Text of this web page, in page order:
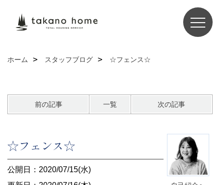
ホーム スタッフブログ ☆フェンス☆
前の記事 一覧 次の記事
☆フェンス☆
公開日：2020/07/15(水)